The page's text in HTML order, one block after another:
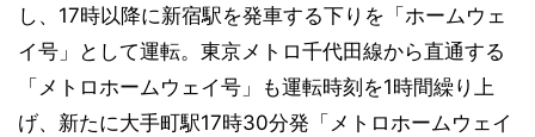
し、17時以降に新宿駅を発車する下りを「ホームウェ
イ号」として運転。東京メトロ千代田線から直通する
「メトロホームウェイ号」も運転時刻を1時間繰り上
げ、新たに大手町駅17時30分発「メトロホームウェイ